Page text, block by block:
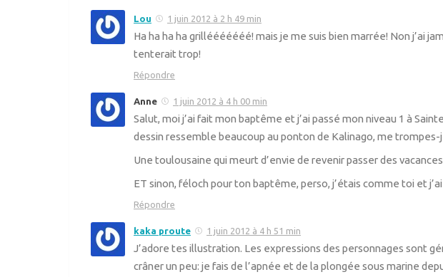
Lou 1 juin 2012 à 2 h 49 min
Ha ha ha ha grillééééééé! mais je me suis bien marrée! Non j’ai
tenterait trop!
Répondre
Anne 1 juin 2012 à 4 h 00 min
Salut, moi j’ai fait mon baptême et j’ai passé mon niveau 1 à
dessin ressemble beaucoup au ponton de Kalinago, me trompes-
Une toulousaine qui meurt d’envie de revenir passer des
ET sinon, féloch pour ton baptême, perso, j’étais comme toi et
Répondre
kaka proute 1 juin 2012 à 4 h 51 min
J’adore tes illustration. Les expressions des personnages sont
crâner un peu: je fais de l’apnée et de la plongée sous marine